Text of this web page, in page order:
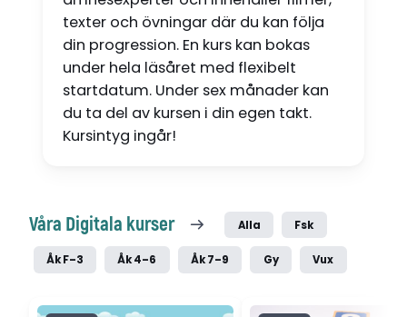
texter och övningar där du kan följa
din progression. En kurs kan bokas
under hela läsåret med flexibelt
startdatum. Under sex månader kan
du ta del av kursen i din egen takt.
Kursintyg ingår!
Våra Digitala kurser Alla Fsk
Åk F–3 Åk 4–6 Åk 7–9 Gy Vux